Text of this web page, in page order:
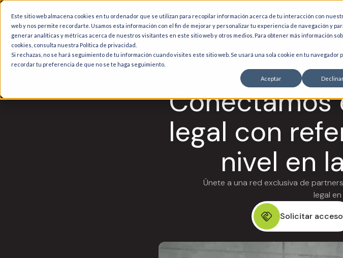
Este sitio web almacena cookies en tu ordenador que se utilizan para recopilar información acerca de tu interacción con
web y nos permite recordarte. Usamos esta información con el fin de mejorar y personalizar tu experiencia de navegación y
generar analíticas y métricas acerca de nuestros visitantes en este sitio web y otros medios. Para obtener más información
cookies, consulta nuestra Política de privacidad.
Si rechazas, no se hará seguimiento de tu información cuando visites este sitio web. Se usará una sola cookie en tu navegador
recordar tu preferencia de que no se te haga seguimiento.
Aceptar
Productos Soluciones
LemonTech
Conectamos
legal con
nivel en
Únete a una red exclusiva de
legal en
Solicitar acceso